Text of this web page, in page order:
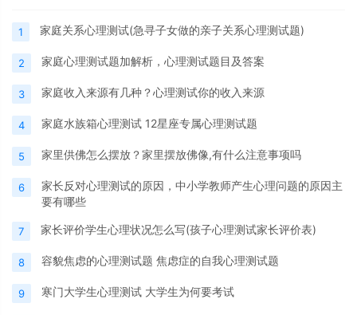
1 家庭关系心理测试(急寻子女做的亲子关系心理测试题)
2 家庭心理测试题加解析，心理测试题目及答案
3 家庭收入来源有几种？心理测试你的收入来源
4 家庭水族箱心理测试 12星座专属心理测试题
5 家里供佛怎么摆放？家里摆放佛像,有什么注意事项吗
6
家长反对心理测试的原因，中小学教师产生心理问题的原因主
要有哪些
7 家长评价学生心理状况怎么写(孩子心理测试家长评价表)
8 容貌焦虑的心理测试题 焦虑症的自我心理测试题
9 寒门大学生心理测试 大学生为何要考试